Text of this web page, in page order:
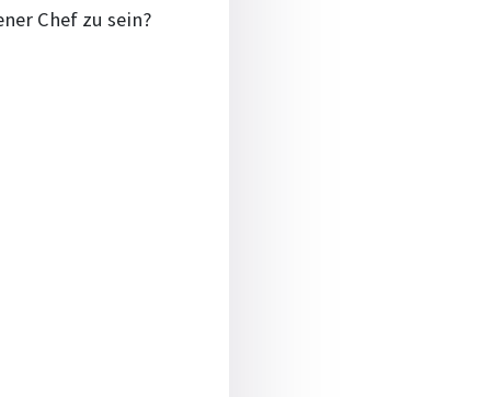
Chef zu sein?